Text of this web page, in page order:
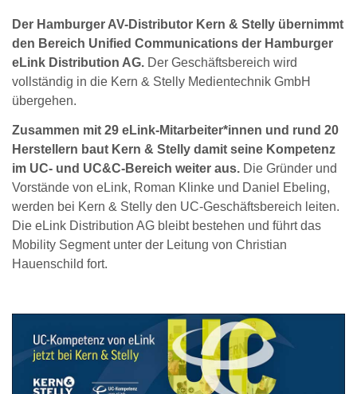
Der Hamburger AV-Distributor Kern & Stelly übernimmt
den Bereich Unified Communications der Hamburger
eLink Distribution AG. Der Geschäftsbereich wird
vollständig in die Kern & Stelly Medientechnik GmbH
übergehen.
Zusammen mit 29 eLink-Mitarbeiter*innen und rund 20
Herstellern baut Kern & Stelly damit seine Kompetenz
im UC- und UC&C-Bereich weiter aus. Die Gründer und
Vorstände von eLink, Roman Klinke und Daniel Ebeling,
werden bei Kern & Stelly den UC-Geschäftsbereich leiten.
Die eLink Distribution AG bleibt bestehen und führt das
Mobility Segment unter der Leitung von Christian
Hauenschild fort.